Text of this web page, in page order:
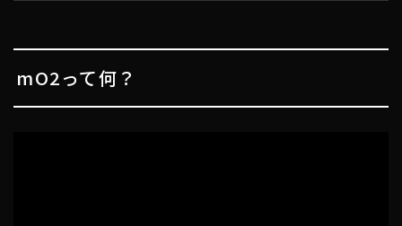
mO2って何？